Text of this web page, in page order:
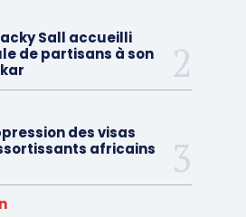
Sall accueilli
de partisans à son
des visas
africains